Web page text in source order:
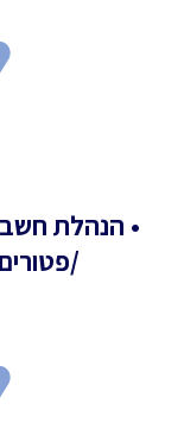
• הנהלת
/